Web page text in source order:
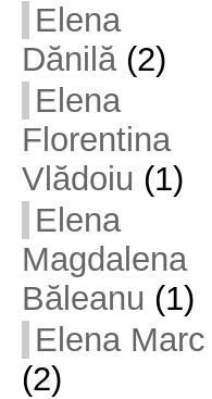
Elena
Dănilă(2)
Elena
Florentina
Vlădoiu (1)
Elena
Magdalena
Băleanu (1)
Elena Marc
(2)